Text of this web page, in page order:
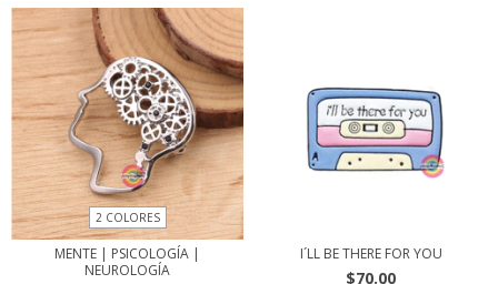
2 COLORES
MENTE | PSICOLOGÍA |
NEUROLOGÍA
I´LL BE THERE FOR YOU
$70.00